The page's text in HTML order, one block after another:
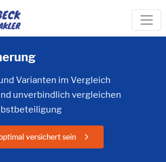
Varianten im Vergleich
unverbindlich vergleichen
versichert sein